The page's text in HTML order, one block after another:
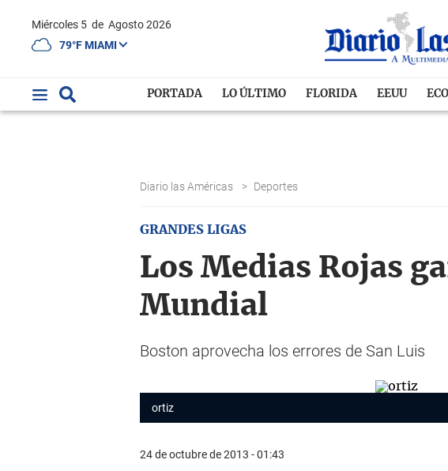
Miércoles 5 de Agosto 2026
79°F MIAMI
PORTADA LO ÚLTIMO FLORIDA EEUU
Diario las Américas > Deportes
GRANDES LIGAS
Los Medias Rojas
Mundial
Boston aprovecha los errores de San Luis
ortiz
24 de octubre de 2013 - 01:43